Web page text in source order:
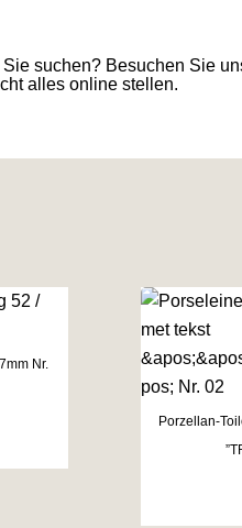
suchen? Besuchen Sie
alles online stellen.
Nr.
Porzellan-